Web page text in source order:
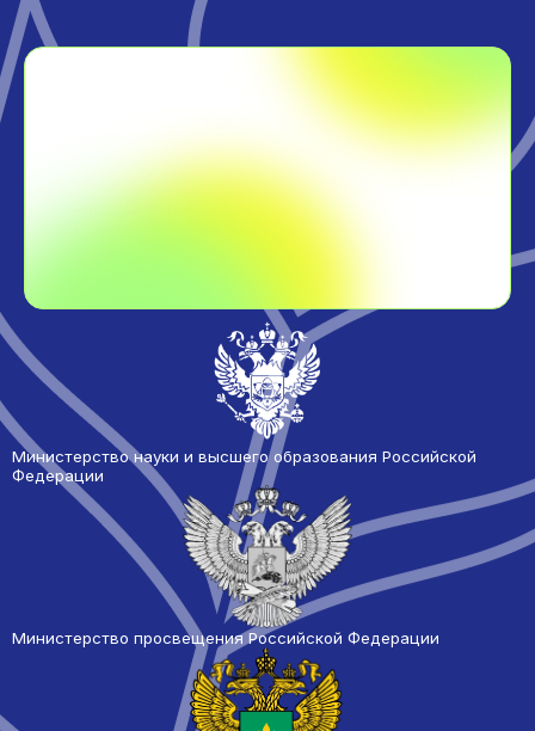
Министерство науки и высшего образования Российской
Федерации
Министерство просвещения Российской Федерации